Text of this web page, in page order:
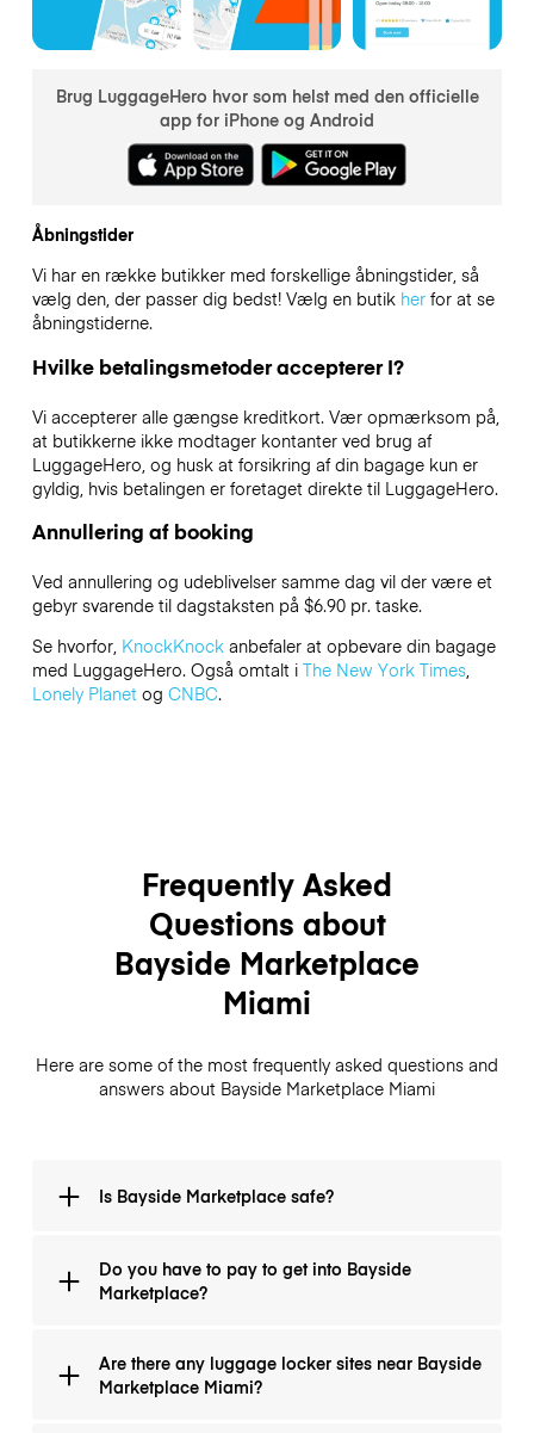
Brug LuggageHero hvor som helst med den officielle
app for iPhone og Android
Åbningstider
Vi har en række butikker med forskellige åbningstider, så
vælg den, der passer dig bedst! Vælg en butik herfor at se
åbningstiderne.
Hvilke betalingsmetoder accepterer I?
Vi accepterer alle gængse kreditkort. Vær opmærksom på,
at butikkerne ikke modtager kontanter ved brug af
LuggageHero, og husk at forsikring af din bagage kun er
gyldig, hvis betalingen er foretaget direkte til LuggageHero.
Annullering af booking
Ved annullering og udeblivelser samme dag vil der være et
gebyr svarende til dagstaksten på $6.90 pr. taske.
Se hvorfor, KnockKnockanbefaler at opbevare din bagage
med LuggageHero. Også omtalt i The New York Times,
Lonely Planetog CNBC.
Frequently Asked
Questions about
Bayside Marketplace
Miami
Here are some of the most frequently asked questions and
answers about Bayside Marketplace Miami
Is Bayside Marketplace safe?
It is secure, and you can park, go around it, and then
depart without ever leaving the premises. There are
always police around, and there is nearly never an
Do you have to pay to get into Bayside
Marketplace?
No, you don´t have to pay. Entry is free.
Are there any luggage locker sites near Bayside
Marketplace Miami?